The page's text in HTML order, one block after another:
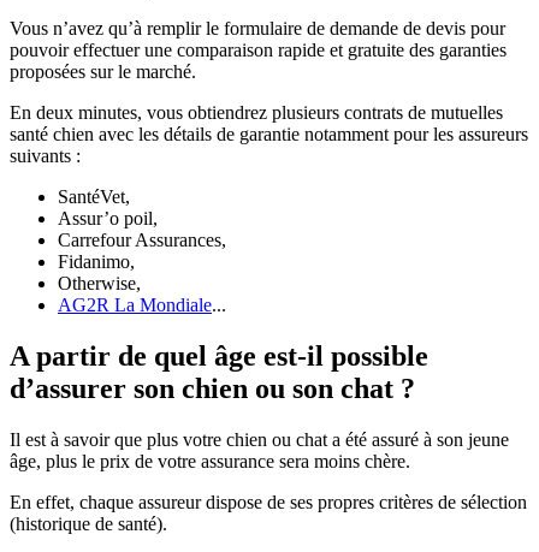
Vous n’avez qu’à remplir le formulaire de demande de devis pour
pouvoir effectuer une comparaison rapide et gratuite des garanties
proposées sur le marché.
En deux minutes, vous obtiendrez plusieurs contrats de mutuelles
santé chien avec les détails de garantie notamment pour les assureurs
suivants :
SantéVet,
Assur’o poil,
Carrefour Assurances,
Fidanimo,
Otherwise,
AG2R La Mondiale...
A partir de quel âge est-il possible
d’assurer son chien ou son chat ?
Il est à savoir que plus votre chien ou chat a été assuré à son jeune
âge, plus le prix de votre assurance sera moins chère.
En effet, chaque assureur dispose de ses propres critères de sélection
(historique de santé).